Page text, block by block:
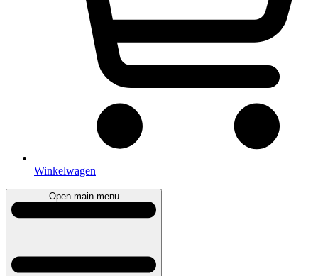
Winkelwagen
Open main menu